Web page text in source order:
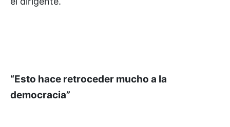
“Esto hace retroceder mucho a la
democracia”